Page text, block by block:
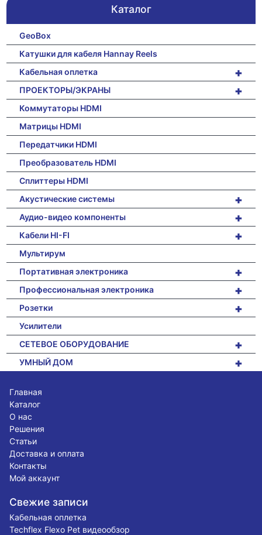
Каталог
GeoBox
Катушки для кабеля Hannay Reels
+
Кабельная оплетка
+
ПРОЕКТОРЫ/ЭКРАНЫ
Коммутаторы HDMI
Матрицы HDMI
Передатчики HDMI
Преобразователь HDMI
Сплиттеры HDMI
+
Акустические системы
+
Аудио-видео компоненты
+
Кабели HI-FI
Мультирум
+
Портативная электроника
+
Профессиональная электроника
+
Розетки
Усилители
+
СЕТЕВОЕ ОБОРУДОВАНИЕ
+
УМНЫЙ ДОМ
Главная
Каталог
О нас
Решения
Статьи
Доставка и оплата
Контакты
Мой аккаунт
Свежие записи
Кабельная оплетка
Techflex Flexo Pet видеообзор